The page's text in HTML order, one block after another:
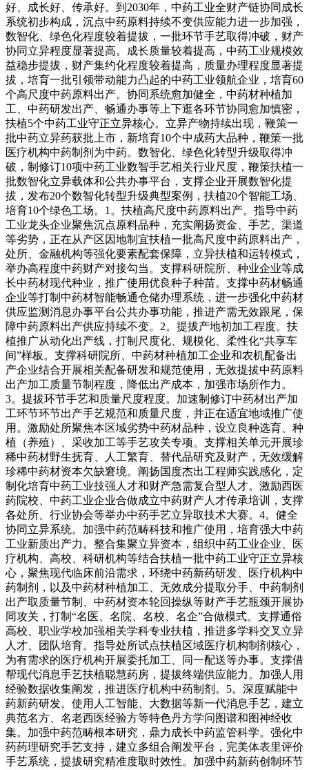
好、成长好、传承好。到2030年，中药工业全财产链协同成长
系统初步构成，沉点中药原料持续不变供应能力进一步加强，
数智化、绿色化程度较着提拔，一批环节手艺取得冲破，财产
协同立异程度显著提高。成长质量较着提高，中药工业规模效
益稳步提拔，财产集约化程度较着提高，质量办理程度显著提
拔，培育一批引领带动能力凸起的中药工业领航企业，培育60
个高尺度中药原料出产。协同系统愈加健全，中药材种植加
工、中药研发出产、畅通办事等上下逛各环节协同愈加慎密，
扶植5个中药工业守正立异核心。立异产物持续出现，鞭策一
批中药立异药获批上市，新培育10个中成药大品种，鞭策一批
医疗机构中药制剂为中药。数智化、绿色化转型升级取得冲
破，制修订10项中药工业数智手艺相关行业尺度，鞭策扶植一
批数智化立异载体和公共办事平台，支撑企业开展数智化提
拔，发布20个数智化转型升级典型案例，扶植20个智能工场、
培育10个绿色工场。1。扶植高尺度中药原料出产。指导中药
工业龙头企业聚焦沉点原料品种，充实阐扬资金、手艺、渠道
等劣势，正在从产区因地制宜扶植一批高尺度中药原料出产，
处所、金融机构等强化要素配套保障，立异扶植和运转模式，
举办高程度中药财产对接勾当。支撑科研院所、种业企业等成
长中药材现代种业，推广使用优良种子种苗。支撑中药材畅通
企业等打制中药材智能畅通仓储办理系统，进一步强化中药材
供应监测消息办事平台公共办事功能，推进产需无效跟尾，保
障中药原料出产供应持续不变。2。提拔产地初加工程度。扶
植推广从动化出产线，打制尺度化、规模化、柔性化“共享车
间”样板。支撑科研院所、中药材种植加工企业和农机配备出
产企业结合开展相关配备研发和规范使用，无效提拔中药原料
出产加工质量节制程度，降低出产成本，加强市场所作力。
3。提拔环节手艺和质量尺度程度。加速制修订中药材出产加
工环节环节出产手艺规范和质量尺度，并正在适宜地域推广使
用。激励处所聚焦本区域劣势中药材品种，设立良种选育、种
植（养殖）、采收加工等手艺攻关专项。支撑相关单元开展珍
稀中药材野生抚育、人工繁育、替代品研究及财产，无效缓解
珍稀中药材资本欠缺窘境。阐扬国度杰出工程师实践感化，定
制化培育中药工业技强人才和财产急需复合型人才。激励西医
药院校、中药工业企业合做成立中药财产人才传承培训，支撑
各处所、行业协会等举办中药手艺立异取技术大赛。4。健全
协同立异系统。加强中药范畴科技和推广使用，培育强大中药
工业新质出产力。整合集聚立异资本，组织中药工业企业、医
疗机构、高校、科研机构等结合扶植一批中药工业守正立异核
心，聚焦现代临床前沿需求，环绕中药新药研发、医疗机构中
药制剂，以及中药材种植加工、无效成分提取分手、中药制剂
出产取质量节制、中药材资本轮回操纵等财产手艺瓶颈开展协
同攻关，打制“名医、名院、名校、名企”合做模式。支撑通俗
高校、职业学校加强相关学科专业扶植，推进多学科交叉立异
人才、团队培育。指导处所试点扶植区域医疗机构制剂核心，
为有需求的医疗机构开展委托加工、同一配送等办事。支撑借
帮现代消息手艺扶植聪慧药房，提拔终端供应能力。加强人用
经验数据收集阐发，推进医疗机构中药制剂。5。深度赋能中
药新药研发。使用人工智能、大数据等新一代消息手艺，建立
典范名方、名老西医经验方等特色丹方学问图谱和图神经收
集。加强中药范畴根本研究，鼎力成长中药监管科学。强化中
药药理研究手艺支持，建立多组合阐发平台，完美体表里评价
手艺系统，提拔研究精准度取时效性。加强中药新药创制环节